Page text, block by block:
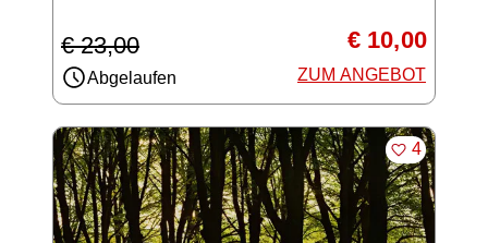
€ 23,00
Abgelaufen
€ 10,00
ZUM ANGEBOT
MERKEN
4